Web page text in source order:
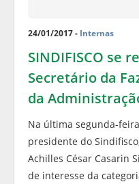
24/01/2017 - Internas
SINDIFISCO se
Secretário da
da
Na última segunda-
presidente do
Achilles César Casarin
de interesse da